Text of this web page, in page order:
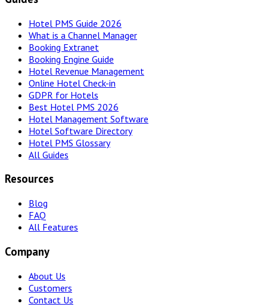
Hotel PMS Guide 2026
What is a Channel Manager
Booking Extranet
Booking Engine Guide
Hotel Revenue Management
Online Hotel Check-in
GDPR for Hotels
Best Hotel PMS 2026
Hotel Management Software
Hotel Software Directory
Hotel PMS Glossary
All Guides
Resources
Blog
FAQ
All Features
Company
About Us
Customers
Contact Us